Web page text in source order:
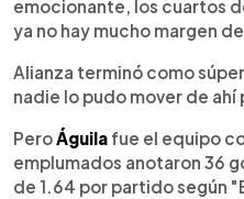
emocionante, los cuartos
ya no hay mucho margen
Alianza terminó como
nadie lo pudo mover de ahí
PeroÁguila fue el equipo
emplumados anotaron 36
de 1.64 por partido según